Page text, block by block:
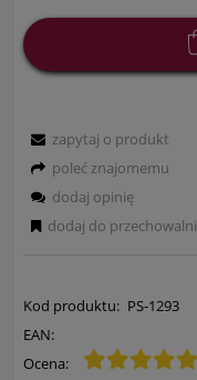
Kod produktu: PS-1293
EAN:
Ocena:
zapytaj o produkt
poleć znajomemu
dodaj opinię
dodaj do przechowalni